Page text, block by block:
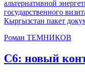
альтернативной
государственного
Кыргызстан пакет
Роман ТЕМНИКОВ
С6: новый